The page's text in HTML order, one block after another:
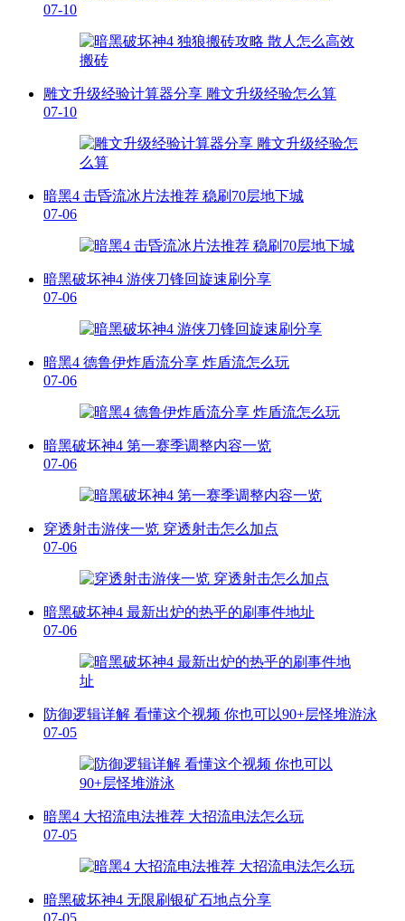
07-10
雕文升级经验计算器分享 雕文升级经验怎么算
07-10
暗黑4 击昏流冰片法推荐 稳刷70层地下城
07-06
暗黑破坏神4 游侠刀锋回旋速刷分享
07-06
暗黑4 德鲁伊炸盾流分享 炸盾流怎么玩
07-06
暗黑破坏神4 第一赛季调整内容一览
07-06
穿透射击游侠一览 穿透射击怎么加点
07-06
暗黑破坏神4 最新出炉的热乎的刷事件地址
07-06
防御逻辑详解 看懂这个视频 你也可以90+层怪堆游泳
07-05
暗黑4 大招流电法推荐 大招流电法怎么玩
07-05
暗黑破坏神4 无限刷银矿石地点分享
07-05